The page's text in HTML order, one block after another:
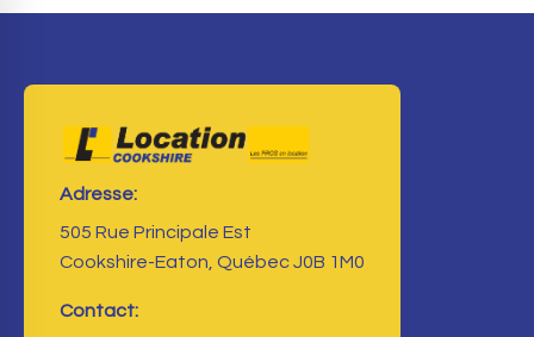
Adresse:
505 Rue Principale Est
Cookshire-Eaton, Québec J0B 1M0
Contact: